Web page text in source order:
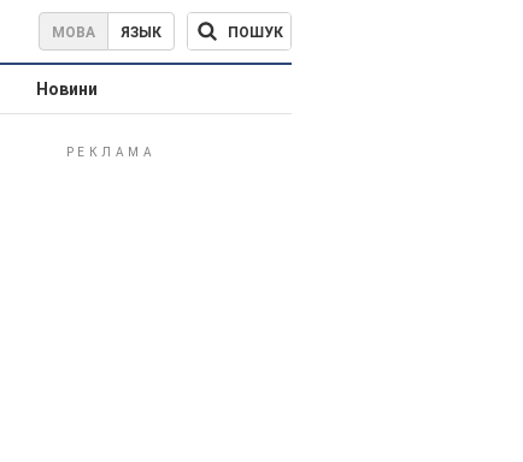
МОВА ЯЗЫК ПОШУК
Новини